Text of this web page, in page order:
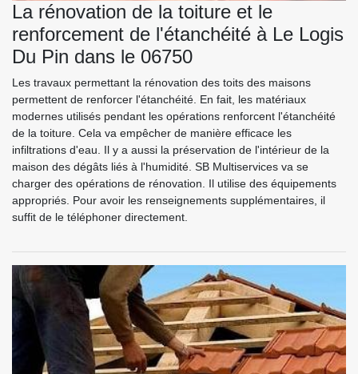
La rénovation de la toiture et le
renforcement de l'étanchéité à Le Logis
Du Pin dans le 06750
Les travaux permettant la rénovation des toits des maisons
permettent de renforcer l'étanchéité. En fait, les matériaux
modernes utilisés pendant les opérations renforcent l'étanchéité
de la toiture. Cela va empêcher de manière efficace les
infiltrations d'eau. Il y a aussi la préservation de l'intérieur de la
maison des dégâts liés à l'humidité. SB Multiservices va se
charger des opérations de rénovation. Il utilise des équipements
appropriés. Pour avoir les renseignements supplémentaires, il
suffit de le téléphoner directement.